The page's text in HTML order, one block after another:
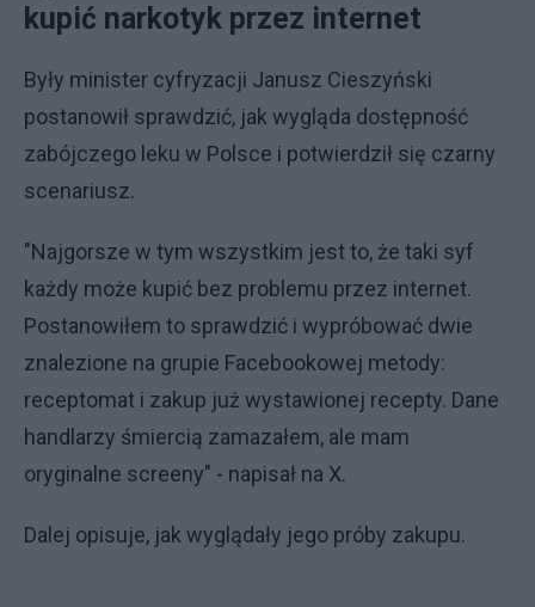
kupić narkotyk przez internet
Były minister cyfryzacji Janusz Cieszyński
postanowił sprawdzić, jak wygląda dostępność
zabójczego leku w Polsce i potwierdził się czarny
scenariusz.
"Najgorsze w tym wszystkim jest to, że taki syf
każdy może kupić bez problemu przez internet.
Postanowiłem to sprawdzić i wypróbować dwie
znalezione na grupie Facebookowej metody:
receptomat i zakup już wystawionej recepty. Dane
handlarzy śmiercią zamazałem, ale mam
oryginalne screeny" - napisał na X.
Dalej opisuje, jak wyglądały jego próby zakupu.